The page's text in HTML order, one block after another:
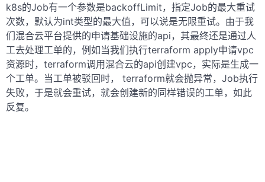
k8s的Job有一个参数是backoffLimit，指定Job的最大重试
次数，默认为int类型的最大值，可以说是无限重试。由于我
们混合云平台提供的申请基础设施的api，其最终还是通过人
工去处理工单的，例如当我们执行terraform apply申请vpc
资源时，terraform调用混合云的api创建vpc，实际是生成一
个工单。当工单被驳回时， terraform就会抛异常，Job执行
失败，于是就会重试，就会创建新的同样错误的工单，如此
反复。